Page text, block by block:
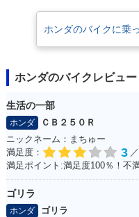
ホンダのバイクに乗
ホンダのバイクレビュー
生活の一部
ホンダ
ＣＢ２５０Ｒ
ニックネーム：まちゅー
満足度：
3
満足ポイント:満足度100％！不
ゴリラ
ホンダ
ゴリラ